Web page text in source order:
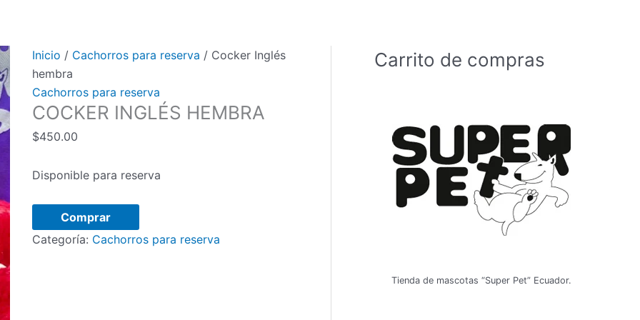
Inicio / Cachorros para reserva / Cocker Inglés
hembra
Cachorros para reserva
COCKER INGLÉS HEMBRA
$450.00
Disponible para reserva
Cocker
Inglés
hembra
Comprar
Categoría: Cachorros para reserva
Carrito de compras
Tienda de mascotas “Super Pet” Ecuador.